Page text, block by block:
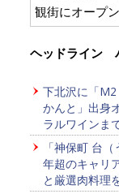
観街にオープ
ヘッドライン
下北沢に「
かんと」出身
ラルワインま
「神保町 台
年超のキャリ
と厳選肉料理